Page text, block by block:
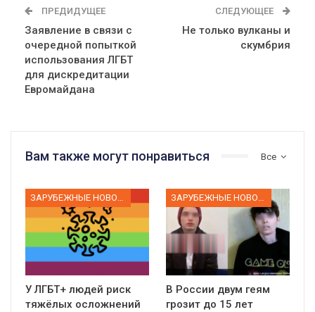
ПРЕДИДУЩЕЕ
Заявление в связи с
очередной попыткой
использования ЛГБТ
для дискредитации
Евромайдана
СЛЕДУЮЩЕЕ
Не только вулканы и
скумбрия
Все
Вам также могут понравиться
ЗАРУБЕЖНЫЕ НОВОСТИ
У ЛГБТ+ людей риск
тяжёлых осложнений
ЗАРУБЕЖНЫЕ НОВОСТИ
В России двум геям
грозит до 15 лет